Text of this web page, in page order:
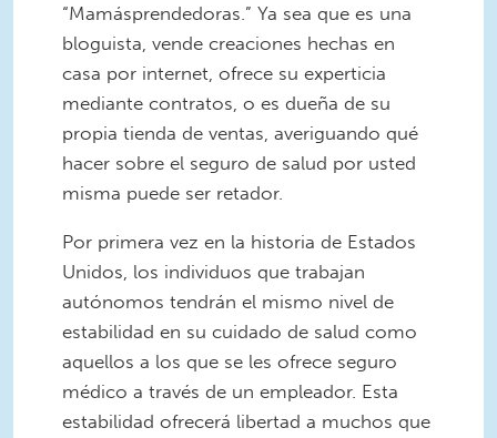
“Mamásprendedoras.” Ya sea que es una
bloguista, vende creaciones hechas en
casa por internet, ofrece su experticia
mediante contratos, o es dueña de su
propia tienda de ventas, averiguando qué
hacer sobre el seguro de salud por usted
misma puede ser retador.
Por primera vez en la historia de Estados
Unidos, los individuos que trabajan
autónomos tendrán el mismo nivel de
estabilidad en su cuidado de salud como
aquellos a los que se les ofrece seguro
médico a través de un empleador. Esta
estabilidad ofrecerá libertad a muchos que